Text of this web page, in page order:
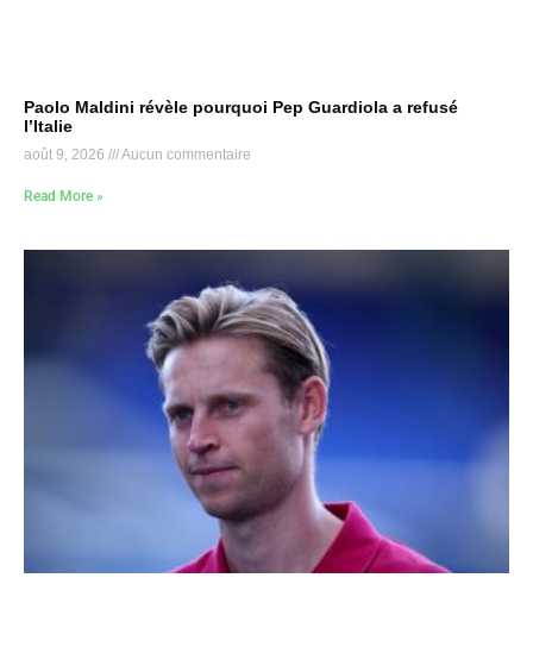
Paolo Maldini révèle pourquoi Pep Guardiola a refusé
l’Italie
août 9, 2026 Aucun commentaire
Read More »